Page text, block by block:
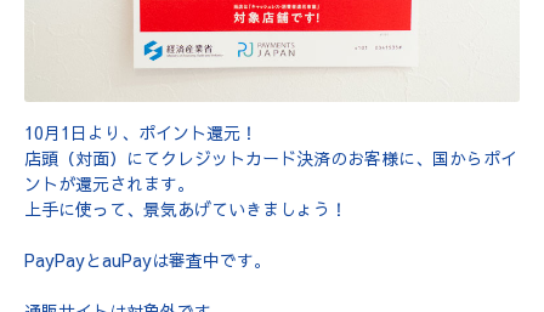
10月1日より、ポイント還元！
店頭（対面）にてクレジットカード決済のお客様に、国からポイ
ントが還元されます。
上手に使って、景気あげていきましょう！
PayPayとauPayは審査中です。